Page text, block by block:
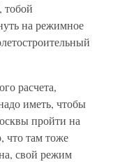
тобой
на режимное
расчета,
иметь, чтобы
пройти на
что там тоже
свой режим